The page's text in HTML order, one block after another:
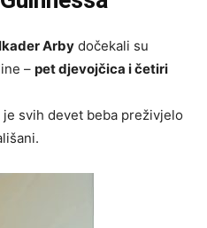
Arby dočekali su
– pet djevojčica i četiri
svih devet beba preživjelo